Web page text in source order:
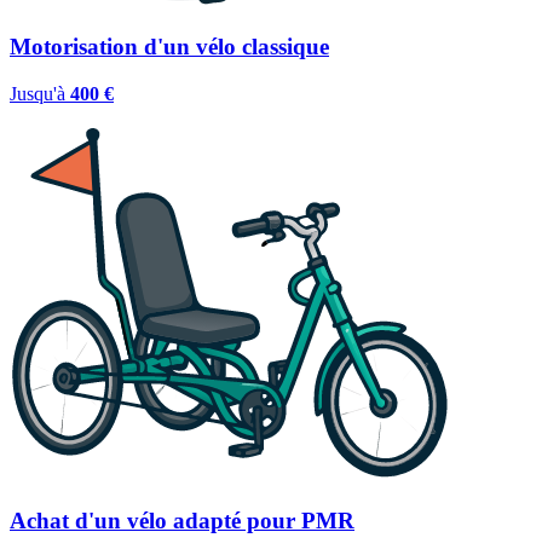
Motorisation d'un vélo classique
Jusqu'à 400 €
Achat d'un vélo adapté pour PMR